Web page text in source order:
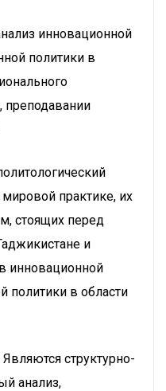
инновационной
политики в
преподавании
практике, их
стоящих перед
и
инновационной
политики в области
Являются структурно-
анализ,